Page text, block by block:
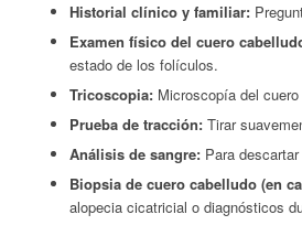
Historial clínico y familiar:
Examen físico del cuero
estado de los folículos.
Tricoscopia: Microscopía del
Prueba de tracción: Tirar
Análisis de sangre: Para
Biopsia de cuero cabelludo (en
alopecia cicatricial o diagnósticos